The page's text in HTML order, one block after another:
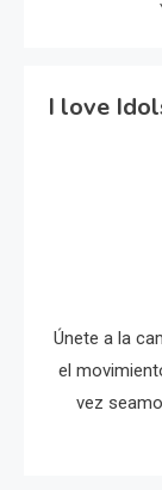
I love
Únete a la
el
vez